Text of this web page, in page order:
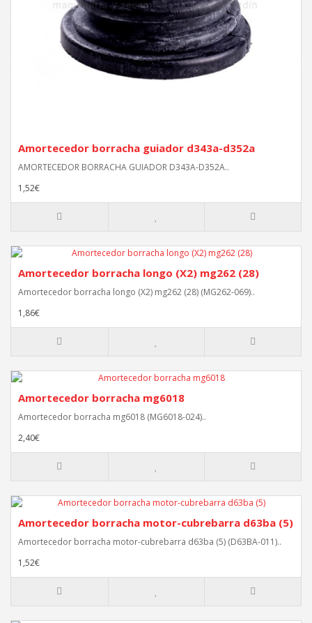
Amortecedor borracha guiador d343a-d352a
AMORTECEDOR BORRACHA GUIADOR D343A-D352A..
1,52€
Amortecedor borracha longo (X2) mg262 (28)
Amortecedor borracha longo (X2) mg262 (28) (MG262-069)..
1,86€
Amortecedor borracha mg6018
Amortecedor borracha mg6018 (MG6018-024)..
2,40€
Amortecedor borracha motor-cubrebarra d63ba (5)
Amortecedor borracha motor-cubrebarra d63ba (5) (D63BA-011)..
1,52€